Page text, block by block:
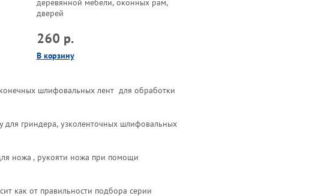
деревянной мебели, оконных рам,
дверей
260 р.
В корзину
шлифовальных лент для обработки
гриндера, узколенточных шлифовальных
ножа , рукояти ножа при помощи
как от правильности подбора серии